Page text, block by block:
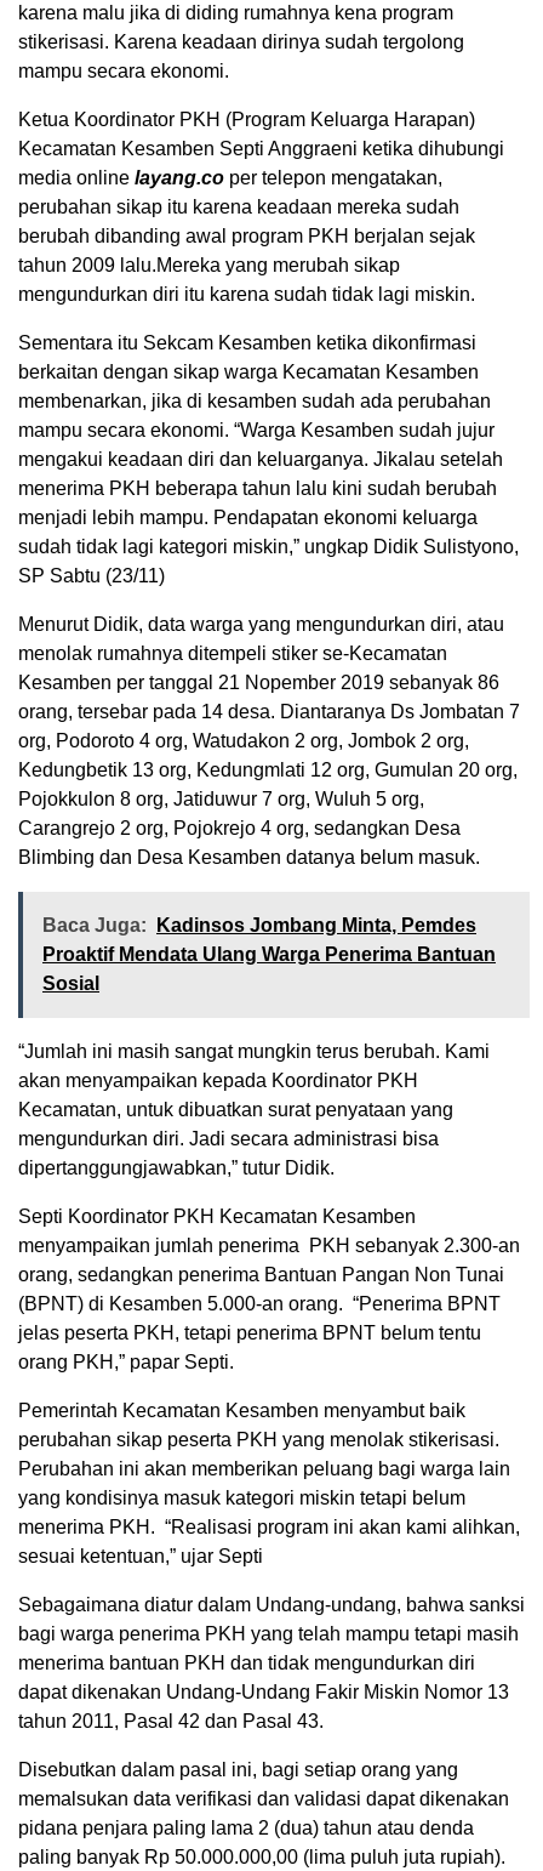
karena malu jika di diding rumahnya kena program
stikerisasi. Karena keadaan dirinya sudah tergolong
mampu secara ekonomi.
Ketua Koordinator PKH (Program Keluarga Harapan)
Kecamatan Kesamben Septi Anggraeni ketika dihubungi
media online layang.co per telepon mengatakan,
perubahan sikap itu karena keadaan mereka sudah
berubah dibanding awal program PKH berjalan sejak
tahun 2009 lalu.Mereka yang merubah sikap
mengundurkan diri itu karena sudah tidak lagi miskin.
Sementara itu Sekcam Kesamben ketika dikonfirmasi
berkaitan dengan sikap warga Kecamatan Kesamben
membenarkan, jika di kesamben sudah ada perubahan
mampu secara ekonomi. “Warga Kesamben sudah jujur
mengakui keadaan diri dan keluarganya. Jikalau setelah
menerima PKH beberapa tahun lalu kini sudah berubah
menjadi lebih mampu. Pendapatan ekonomi keluarga
sudah tidak lagi kategori miskin,” ungkap Didik Sulistyono,
SP Sabtu (23/11)
Menurut Didik, data warga yang mengundurkan diri, atau
menolak rumahnya ditempeli stiker se-Kecamatan
Kesamben per tanggal 21 Nopember 2019 sebanyak 86
orang, tersebar pada 14 desa. Diantaranya Ds Jombatan 7
org, Podoroto 4 org, Watudakon 2 org, Jombok 2 org,
Kedungbetik 13 org, Kedungmlati 12 org, Gumulan 20 org,
Pojokkulon 8 org, Jatiduwur 7 org, Wuluh 5 org,
Carangrejo 2 org, Pojokrejo 4 org, sedangkan Desa
Blimbing dan Desa Kesamben datanya belum masuk.
Baca Juga:
Kadinsos Jombang Minta, Pemdes
Proaktif Mendata Ulang Warga Penerima Bantuan
Sosial
“Jumlah ini masih sangat mungkin terus berubah. Kami
akan menyampaikan kepada Koordinator PKH
Kecamatan, untuk dibuatkan surat penyataan yang
mengundurkan diri. Jadi secara administrasi bisa
dipertanggungjawabkan,” tutur Didik.
Septi Koordinator PKH Kecamatan Kesamben
menyampaikan jumlah penerima PKH sebanyak 2.300-an
orang, sedangkan penerima Bantuan Pangan Non Tunai
(BPNT) di Kesamben 5.000-an orang. “Penerima BPNT
jelas peserta PKH, tetapi penerima BPNT belum tentu
orang PKH,” papar Septi.
Pemerintah Kecamatan Kesamben menyambut baik
perubahan sikap peserta PKH yang menolak stikerisasi.
Perubahan ini akan memberikan peluang bagi warga lain
yang kondisinya masuk kategori miskin tetapi belum
menerima PKH. “Realisasi program ini akan kami alihkan,
sesuai ketentuan,” ujar Septi
Sebagaimana diatur dalam Undang-undang, bahwa sanksi
bagi warga penerima PKH yang telah mampu tetapi masih
menerima bantuan PKH dan tidak mengundurkan diri
dapat dikenakan Undang-Undang Fakir Miskin Nomor 13
tahun 2011, Pasal 42 dan Pasal 43.
Disebutkan dalam pasal ini, bagi setiap orang yang
memalsukan data verifikasi dan validasi dapat dikenakan
pidana penjara paling lama 2 (dua) tahun atau denda
paling banyak Rp 50.000.000,00 (lima puluh juta rupiah).